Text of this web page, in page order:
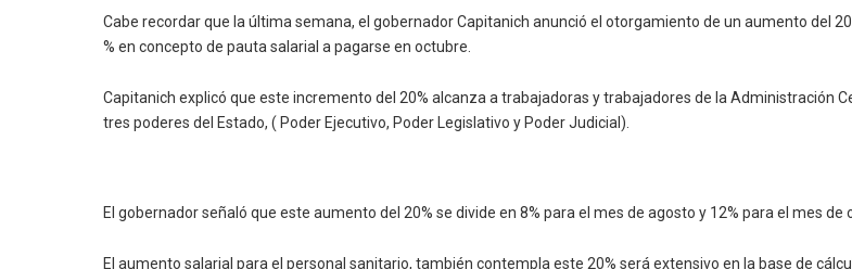
Cabe recordar que la última semana, el gobernador Capitanich anunció el otorgamiento de un aumento del
% en concepto de pauta salarial a pagarse en octubre.
Capitanich explicó que este incremento del 20% alcanza a trabajadoras y trabajadores de la Administración
tres poderes del Estado, ( Poder Ejecutivo, Poder Legislativo y Poder Judicial).
El gobernador señaló que este aumento del 20% se divide en 8% para el mes de agosto y 12% para el mes de
El aumento salarial para el personal sanitario, también contempla este 20% será extensivo en la base de